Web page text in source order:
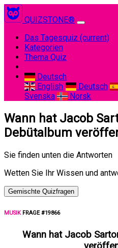
QUIZSTONE®
Das Tagesquiz (current)
Kategorien
Thema Quiz
Deutsch
English
Deutsch
Svenska
Norsk
Wann hat Jacob
Debütalbum
Sie finden unten die Antworten
Wetten Sie Ihr Wissen und
Gemischte Quizfragen
MUSIKFRAGE #19866
Wann hat Jacob